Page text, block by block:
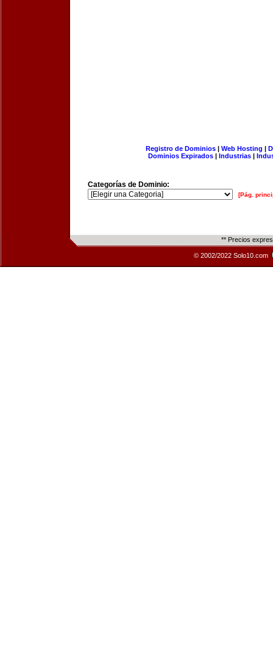
Registro de Dominios| Web Hosting |
Dominios Expirados | Industrias |
Categorías de Dominio:
[Pág.
** Precios
© 2002/2022 Solo10.com